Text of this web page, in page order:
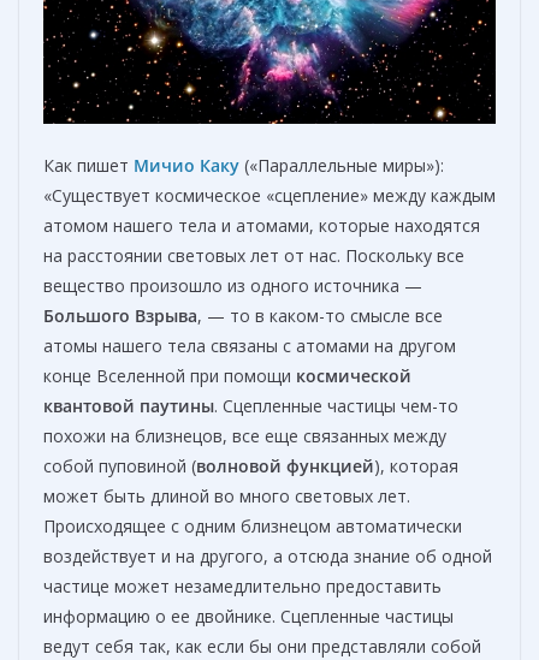
Как пишет Мичио Каку («Параллельные миры»):
«Существует космическое «сцепление» между каждым
атомом нашего тела и атомами, которые находятся
на расстоянии световых лет от нас. Поскольку все
вещество произошло из одного источника —
Большого Взрыва, — то в каком-то смысле все
атомы нашего тела связаны с атомами на другом
конце Вселенной при помощи космической
квантовой паутины. Сцепленные частицы чем-то
похожи на близнецов, все еще связанных между
собой пуповиной (волновой функцией), которая
может быть длиной во много световых лет.
Происходящее с одним близнецом автоматически
воздействует и на другого, а отсюда знание об одной
частице может незамедлительно предоставить
информацию о ее двойнике. Сцепленные частицы
ведут себя так, как если бы они представляли собой